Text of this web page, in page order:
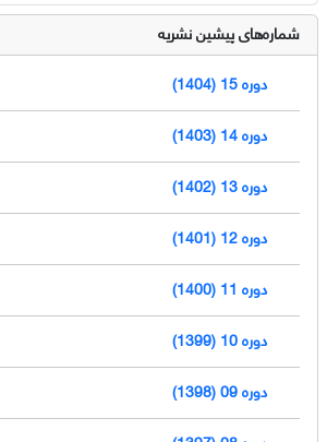
شماره‌های پیشین نشریه
دوره 15 (1404)
دوره 14 (1403)
دوره 13 (1402)
دوره 12 (1401)
دوره 11 (1400)
دوره 10 (1399)
دوره 09 (1398)